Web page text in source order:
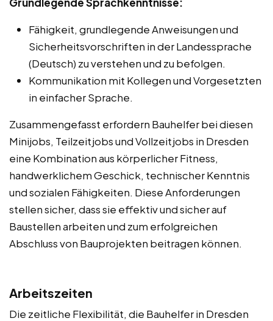
Fähigkeit, grundlegende Anweisungen und
Sicherheitsvorschriften in der Landessprache
(Deutsch) zu verstehen und zu befolgen.
Kommunikation mit Kollegen und Vorgesetzten
in einfacher Sprache.
Zusammengefasst erfordern Bauhelfer bei diesen
Minijobs, Teilzeitjobs und Vollzeitjobs in Dresden
eine Kombination aus körperlicher Fitness,
handwerklichem Geschick, technischer Kenntnis
und sozialen Fähigkeiten. Diese Anforderungen
stellen sicher, dass sie effektiv und sicher auf
Baustellen arbeiten und zum erfolgreichen
Abschluss von Bauprojekten beitragen können.
Arbeitszeiten
Die zeitliche Flexibilität, die Bauhelfer in Dresden